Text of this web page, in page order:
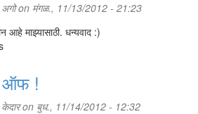
अगोon मंगळ., 11/13/2012 - 21:23
माझ्यासाठी. धन्यवाद :)
ऑफ !
केदारon बुध., 11/14/2012 - 12:32